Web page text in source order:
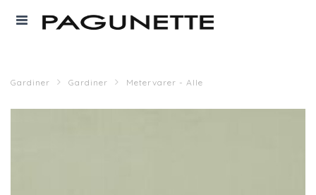
Gardiner Gardiner Metervarer - Alle